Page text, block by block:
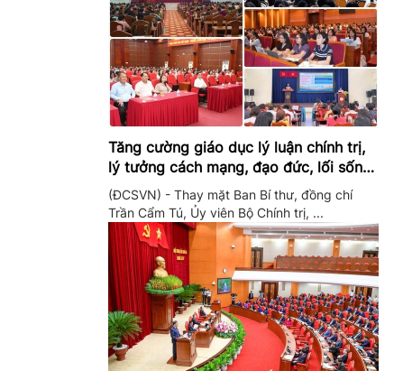
Tăng cường giáo dục lý luận chính trị,
lý tưởng cách mạng, đạo đức, lối sống,
ý thức công dân trong hệ thống giáo
dục quốc dân
(ĐCSVN) - Thay mặt Ban Bí thư, đồng chí
Trần Cẩm Tú, Ủy viên Bộ Chính trị, ...